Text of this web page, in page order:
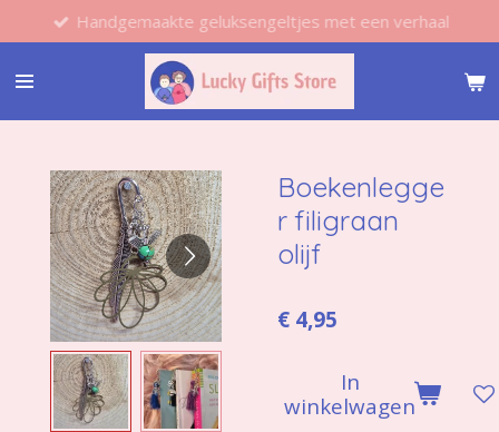
direct
naar
hoofdinhoud
Handgemaakte geluksengeltjes met een verhaal
Boekenlegge
r filigraan
olijf
€ 4,95
In
winkelwagen